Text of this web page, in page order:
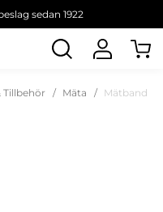
sedan 1922
Tillbehör Mäta Mätband